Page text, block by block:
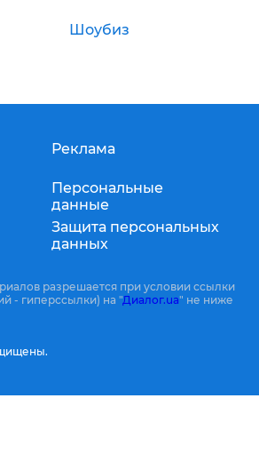
Шоубиз
Реклама
Персональные
данные
Защита персональных
данных
разрешается при условии ссылки
- гиперссылки) на "Диалог.ua" не ниже